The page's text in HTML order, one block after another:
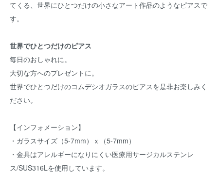
てくる、世界にひとつだけの小さなアート作品のようなピアスで
す。
世界でひとつだけのピアス
毎日のおしゃれに。
大切な方へのプレゼントに。
世界でひとつだけのコムデシオガラスのピアスを是非お楽しみく
ださい。
【インフォメーション】
・ガラスサイズ（5-7mm）ｘ（5-7mm）
・金具はアレルギーになりにくい医療用サージカルステンレ
ス/SUS316Lを使用しています。